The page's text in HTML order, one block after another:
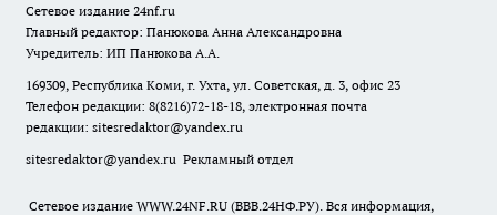
Сетевое издание 24nf.ru
Главный редактор: Панюкова Анна Александровна
Учредитель: ИП Панюкова А.А.
169309, Республика Коми, г. Ухта, ул. Советская, д. 3, офис 23
Телефон редакции: 8(8216)72-18-18, электронная почта
редакции: sitesredaktor@yandex.ru
sitesredaktor@yandex.ru Рекламный отдел
Сетевое издание WWW.24NF.RU (ВВВ.24НФ.РУ). Вся информация,